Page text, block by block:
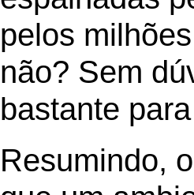
pelos
não? Sem
bastante
Resumindo,